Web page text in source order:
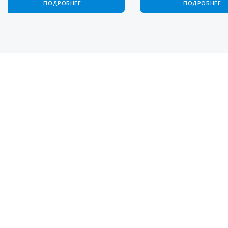
ПОДРОБНЕЕ ПОДРОБНЕЕ